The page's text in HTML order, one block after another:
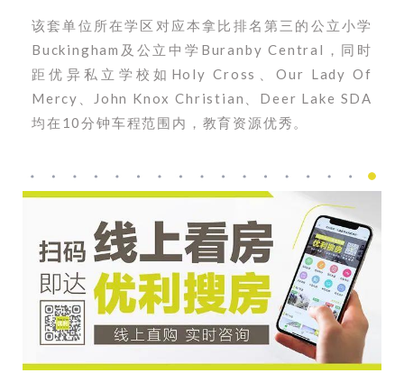
该套单位所在学区对应本拿比排名第三的公立小学
Buckingham及公立中学Buranby Central，同时
距优异私立学校如Holy Cross、Our Lady Of
Mercy、John Knox Christian、Deer Lake SDA
均在10分钟车程范围内，教育资源优秀。